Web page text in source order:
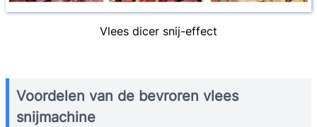
Vlees dicer snij-effect
Voordelen van de bevroren vlees
snijmachine